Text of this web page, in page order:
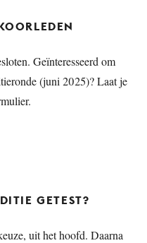
Geïnteresseerd om
(juni 2025)? Laat je
GETEST?
uit het hoofd. Daarna